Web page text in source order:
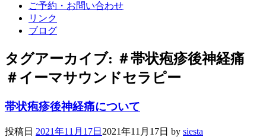
ご予約・お問い合わせ
リンク
ブログ
タグアーカイブ: ＃帯状疱疹後神経痛
＃イーマサウンドセラピー
帯状疱疹後神経痛について
投稿日 2021年11月17日 2021年11月17日 by siesta